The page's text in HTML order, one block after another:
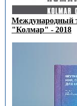
Международный
"Колмар" - 2018